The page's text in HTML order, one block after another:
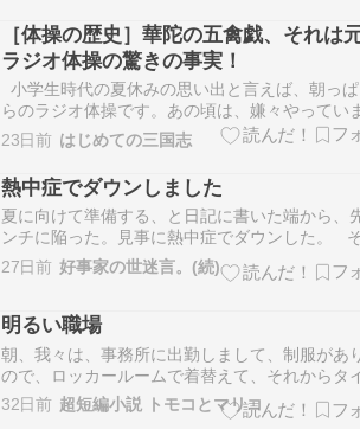
［体操の歴史］華陀の五禽戯、それは
ラジオ体操の驚きの事実！
小学生時代の夏休みの思い出と言えば、朝っ
らのラジオ体操です。あの頃は、嫌々やってい
が、実はラジオ体操あんなスローな動きでも速
のウォーキングと同じくらいのカロリー消費量
Copyright © 2026 はじめての三国志 All Rights
23日前 はじめての三国志
熱中症でダウンしました
夏に向けて準備する、と日記に書いた端から、
ンチに陥った。見事に熱中症でダウンした。
は朝から、むしろ元気だった。早朝にラジオ体
ョギングもした。お腹へってごはんも食べた。
草取りしたのが祟ったのか。屋内に入っ…
27日前 好事家の世迷言。(続)
明るい職場
朝、我々は、事務所に出勤しまして、制服があ
ので、ロッカールームで着替えて、それからタ
ードを打刻します。そして事務所の掲示板に貼
表を見て、今日の担当地域を確認します。その
32日前 超短編小説 トモコとマリコ